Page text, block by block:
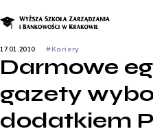
17.01.2010 #Kariery
Darmowe
gazety
dodatkiem